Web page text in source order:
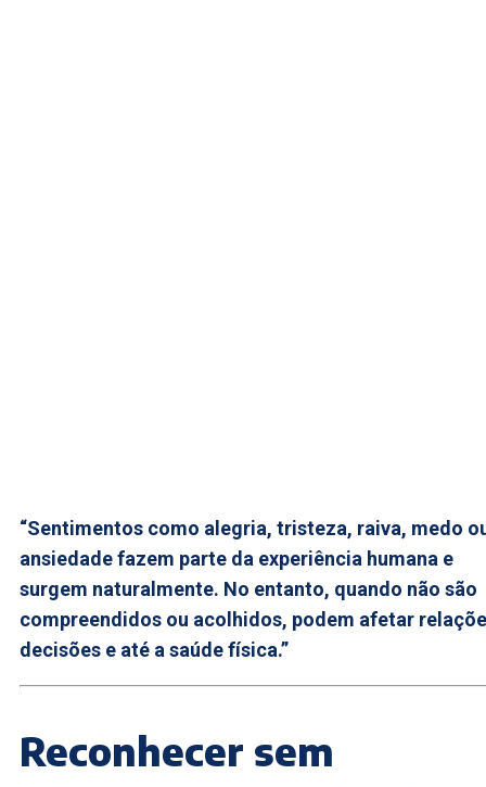
“Sentimentos como alegria, tristeza, raiva, medo
ansiedade fazem parte da experiência humana e
surgem naturalmente. No entanto, quando não são
compreendidos ou acolhidos, podem afetar
decisões e até a saúde física.”
Reconhecer sem